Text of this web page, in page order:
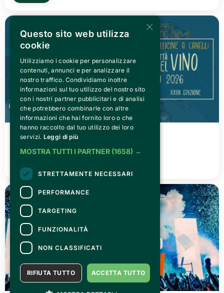
FRIDAY 03 JULY 2026
Canelli città del Vino 2026
×
Questo sito web utilizza
cookie
Utilizziamo i cookie per personalizzare
contenuti, annunci e per analizzare il
nostro traffico. Condividiamo inoltre
informazioni sul tuo utilizzo del nostro sito
con i nostri partner pubblicitari e di analisi
che potrebbero combinarle con altre
informazioni che hai fornito loro o che
hanno raccolto dal tuo utilizzo dei loro
servizi. Leggi di più
MOSTRA TUTTI I PARTNER (1658) →
STRETTAMENTE NECESSARI
PERFORMANCE
TARGETING
FUNZIONALITÀ
NON CLASSIFICATI
ACCETTA TUTTO
RIFIUTA TUTTO